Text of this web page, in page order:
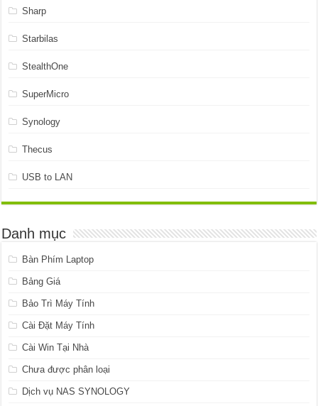
Sharp
Starbilas
StealthOne
SuperMicro
Synology
Thecus
USB to LAN
Danh mục
Bàn Phím Laptop
Bảng Giá
Bảo Trì Máy Tính
Cài Đặt Máy Tính
Cài Win Tại Nhà
Chưa được phân loại
Dịch vụ NAS SYNOLOGY